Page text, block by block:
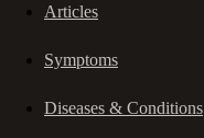
Articles
Symptoms
Diseases & Conditions